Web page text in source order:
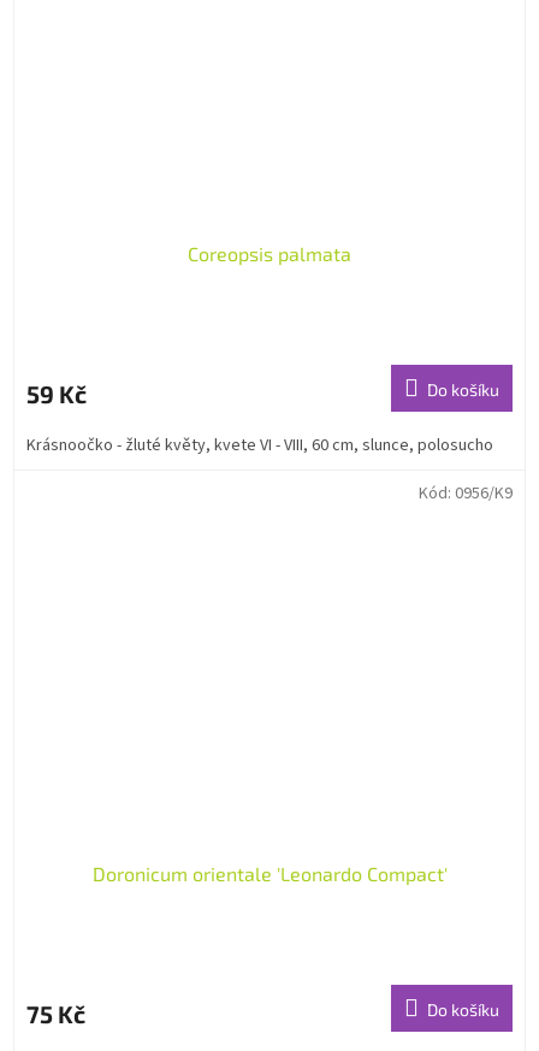
Coreopsis palmata
59 Kč Do košíku
Krásnoočko - žluté květy, kvete VI - VIII, 60 cm, slunce, polosucho
Doronicum orientale 'Leonardo Compact'
75 Kč Do košíku
Kód: 0956/K9